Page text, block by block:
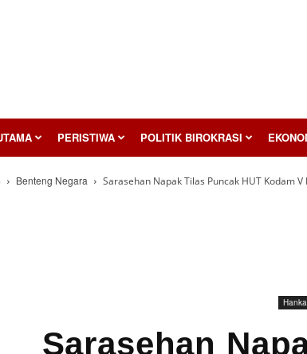
PERISTIWA POLITIK BIROKRASI
Benteng Negara Sarasehan Napak Tilas Puncak HUT Kodam
Sarasehan